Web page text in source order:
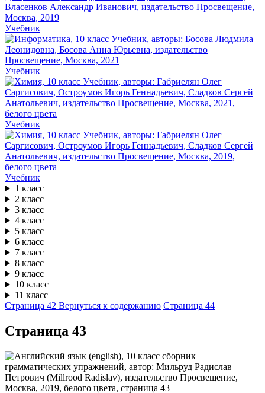
Учебник
Учебник
Учебник
Учебник
1 класс
2 класс
3 класс
4 класс
5 класс
6 класс
7 класс
8 класс
9 класс
10 класс
11 класс
Страница 42 Вернуться к содержанию Страница 44
Cтраница 43